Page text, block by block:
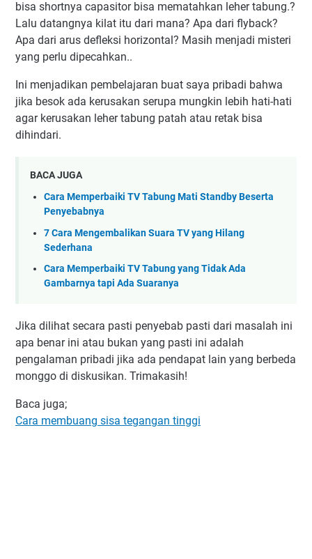
bisa shortnya capasitor bisa mematahkan leher tabung.?
Lalu datangnya kilat itu dari mana? Apa dari flyback?
Apa dari arus defleksi horizontal? Masih menjadi misteri
yang perlu dipecahkan..
Ini menjadikan pembelajaran buat saya pribadi bahwa
jika besok ada kerusakan serupa mungkin lebih hati-hati
agar kerusakan leher tabung patah atau retak bisa
dihindari.
BACA JUGA
Cara Memperbaiki TV Tabung Mati Standby Beserta
Penyebabnya
7 Cara Mengembalikan Suara TV yang Hilang
Sederhana
Cara Memperbaiki TV Tabung yang Tidak Ada
Gambarnya tapi Ada Suaranya
Jika dilihat secara pasti penyebab pasti dari masalah ini
apa benar ini atau bukan yang pasti ini adalah
pengalaman pribadi jika ada pendapat lain yang berbeda
monggo di diskusikan. Trimakasih!
Baca juga;
Cara membuang sisa tegangan tinggi